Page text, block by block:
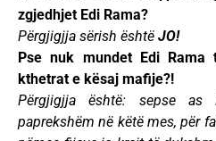
zgjedhjet Edi Rama?
Përgjigjja sërish është JO!
Pse nuk mundet Edi Rama
kthetrat e kësaj mafije?!
Përgjigjja është: sepse
paprekshëm në këtë mes, për